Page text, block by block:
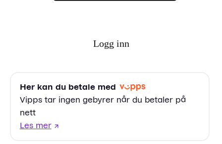
Logg inn